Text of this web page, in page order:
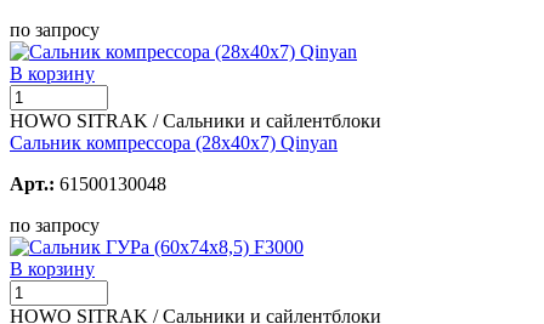
по запросу
В корзину
HOWO SITRAK / Сальники и сайлентблоки
Сальник компрессора (28х40х7) Qinyan
Арт.: 61500130048
по запросу
В корзину
HOWO SITRAK / Сальники и сайлентблоки